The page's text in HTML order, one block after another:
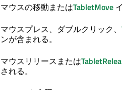
マウスの移動またはTabletMove
マウスプレス、ダブルクリック、
ンが含まれる。
マウスリリースまたは
される。